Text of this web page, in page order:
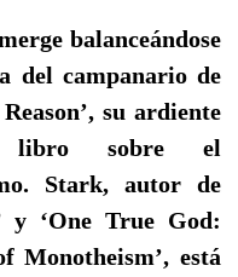
balanceándose
del campanario de
su ardiente
libro sobre el
Stark, autor de
y ‘One True God:
Monotheism’, está